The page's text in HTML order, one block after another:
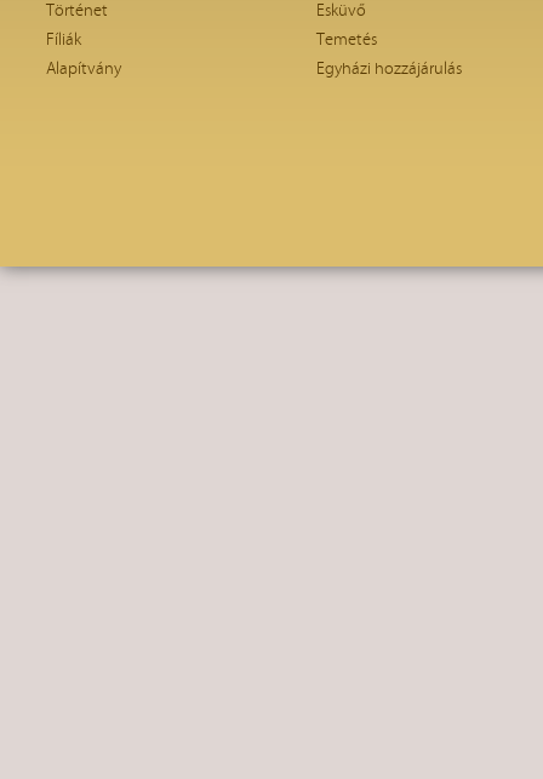
Történet
Fíliák
Alapítvány
Esküvő
Temetés
Egyházi hozzájárulás